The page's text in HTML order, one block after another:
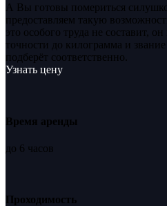
А Вы готовы помериться
предоставляем такую
это особого труда не составит,
точности до килограмма и
подберёт соответственно.
Узнать цену
Время аренды
до 6 часов
Проходимость